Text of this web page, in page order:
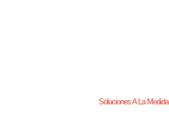
Soluciones A La Medida